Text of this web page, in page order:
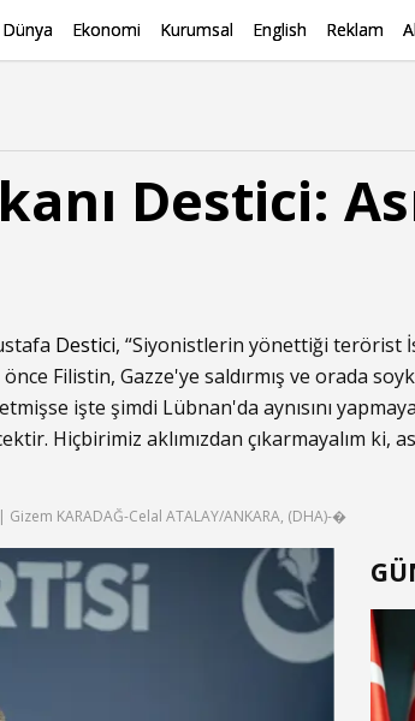
Dünya Ekonomi Kurumsal English Reklam
Destici:
Destici, “Siyonistlerin yönettiği terörist
Filistin, Gazze'ye saldırmış ve orada
işte şimdi Lübnan'da aynısını
Hiçbirimiz aklımızdan çıkarmayalım ki,
| Gizem KARADAĞ-Celal ATALAY/ANKARA, (DHA)-�